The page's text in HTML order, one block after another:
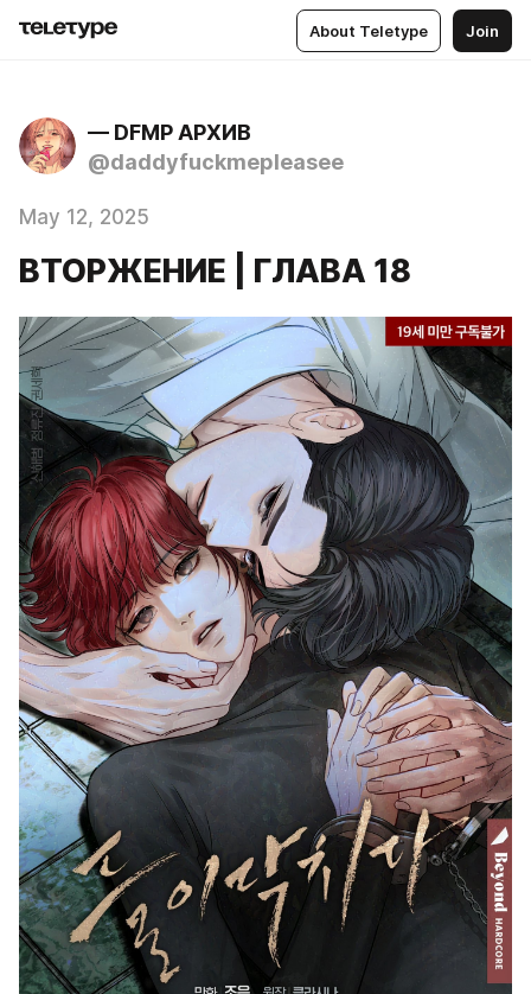
About Teletype Join
— DFMP АРХИВ
@daddyfuckmepleasee
May 12, 2025
ВТОРЖЕНИЕ | ГЛАВА 18